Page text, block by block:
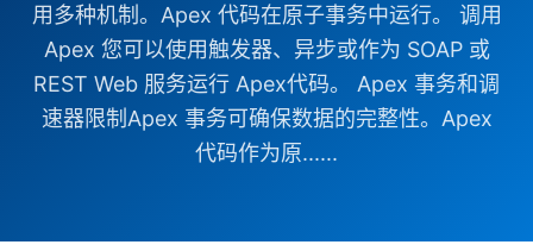
用多种机制。Apex 代码在原子事务中运行。 调用
Apex 您可以使用触发器、异步或作为 SOAP 或
REST Web 服务运行 Apex代码。 Apex 事务和调
速器限制Apex 事务可确保数据的完整性。Apex
代码作为原......